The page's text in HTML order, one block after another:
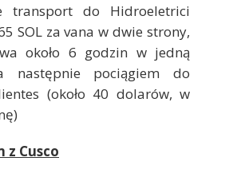
transport do Hidroeletrici
SOL za vana w dwie strony,
około 6 godzin w jedną
następnie pociągiem do
(około 40 dolarów, w
z Cusco